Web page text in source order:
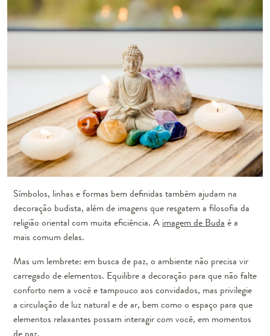
Símbolos, linhas e formas bem definidas também ajudam na
decoração budista, além de imagens que resgatem a filosofia da
religião oriental com muita eficiência. A imagem de Buda é a
mais comum delas.
Mas um lembrete: em busca de paz, o ambiente não precisa vir
carregado de elementos. Equilibre a decoração para que não falte
conforto nem a você e tampouco aos convidados, mas privilegie
a circulação de luz natural e de ar, bem como o espaço para que
elementos relaxantes possam interagir com você, em momentos